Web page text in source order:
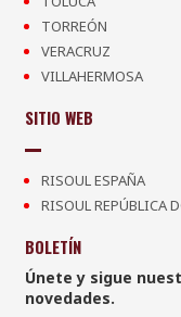
TORREÓN
VERACRUZ
VILLAHERMOSA
SITIO WEB
RISOUL ESPAÑA
RISOUL REPÚBLICA
BOLETÍN
Únete y sigue
novedades.